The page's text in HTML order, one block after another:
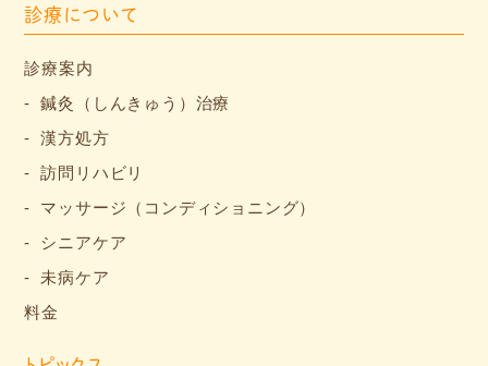
診療について
診療案内
鍼灸（しんきゅう）治療
漢方処方
訪問リハビリ
マッサージ（コンディショニング）
シニアケア
未病ケア
料金